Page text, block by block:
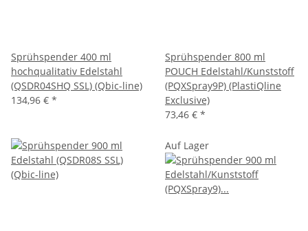
Sprühspender 400 ml
hochqualitativ Edelstahl
(QSDR04SHQ SSL) (Qbic-line)
134,96 € *
Sprühspender 800 ml
POUCH Edelstahl/Kunststoff
(PQXSpray9P) (PlastiQline
Exclusive)
73,46 € *
Auf Lager